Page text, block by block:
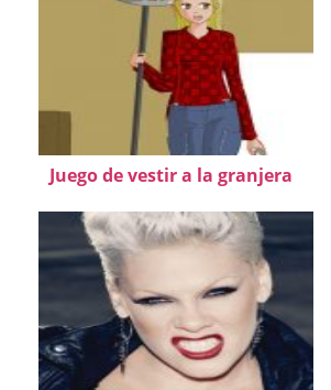
Juego de vestir a la granjera